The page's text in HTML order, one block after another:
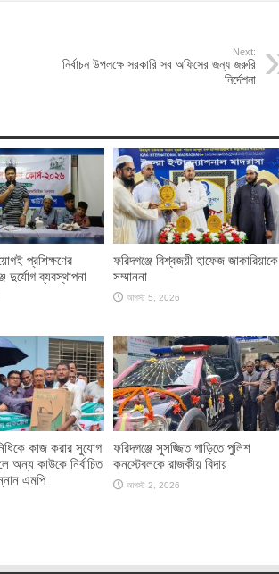
Next:
নির্বাচন উপলক্ষে সরকারি সব অফিসের জন্য জরুরি
নির্দেশনা
প্রশিক্ষণের
দুর্যোগ ব্যবস্থাপনা
ফরিদগঞ্জে বিশ্বজয়ী হাফেজ জাকারিয়াকে
সম্মাননা
আগস্ট 5, 2026
কাজ করার সুযোগ
অন্য কাউকে নির্বাচিত
এমপি
ফরিদগঞ্জে সুসজ্জিত গাড়িতে পুলিশ
কনস্টেবলকে রাজকীয় বিদায়
আগস্ট 2, 2026